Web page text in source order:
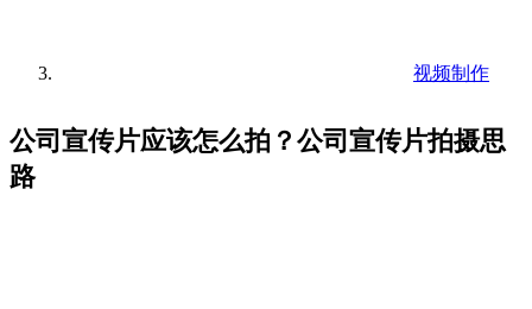
视频制作
公司宣传片应该怎么拍？公司宣传片拍摄思
路